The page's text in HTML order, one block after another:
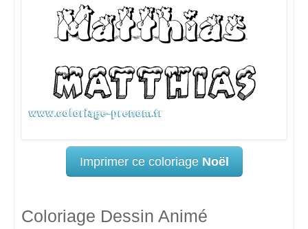
Imprimer ce coloriage Noël
Coloriage Dessin Animé